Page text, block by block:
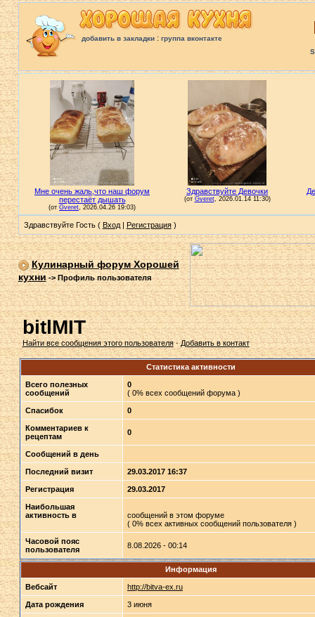
добавить в закладки: группа вконтакте
Здравствуйте Гость ( Вход| Регистрация)
Кулинарный форум Хорошей
кухни->Профиль пользователя
bitlMIT
Найти все сообщения этого пользователя·Добавить в контакт
Статистика активности
Всего полезных
сообщений
0
( 0% всех сообщений форума )
Спасибок 0
Комментариев к
рецептам
0
Сообщений в день
Последний визит 29.03.2017 16:37
Регистрация 29.03.2017
Наибольшая
активность в
сообщений в этом форуме
( 0% всех активных сообщений пользователя )
Часовой пояс
пользователя
8.08.2026 - 00:14
Информация
Вебсайт http://bitva-ex.ru
Дата рождения 3 июня